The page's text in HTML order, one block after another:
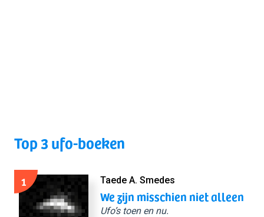
Top 3 ufo-boeken
1 Taede A. Smedes
We zijn misschien niet alleen
Ufo’s toen en nu.